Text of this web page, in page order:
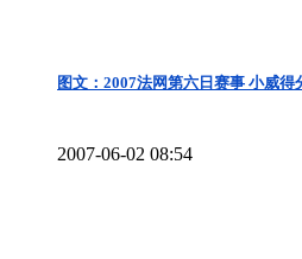
图文：2007法网第六日赛事 小威得
2007-06-02 08:54